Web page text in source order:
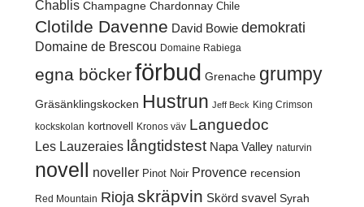
Chablis Champagne Chardonnay Chile
Clotilde Davenne David Bowie demokrati
Domaine de Brescou Domaine Rabiega
egna böckerförbud Grenache grumpy
Gräsänklingskocken Hustrun Jeff Beck King Crimson
kockskolan kortnovell Kronos väv Languedoc
Les Lauzeraies långtidstest Napa Valley naturvin
novell noveller Pinot Noir Provence recension
Red Mountain Rioja skräpvin Skörd svavel Syrah